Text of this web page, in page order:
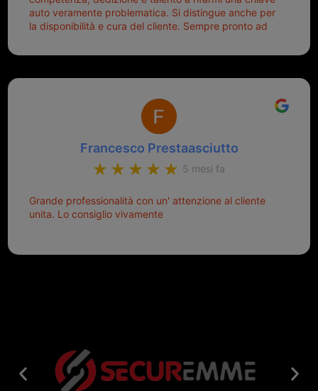
auto veramente problematica. Si distingue anche per
la disponibilità e cura del cliente. Sempre pronto ad
Francesco Prestaasciutto
5 mesi fa
Grande professionalità con un' attenzione al cliente
unita. Lo consiglio vivamente